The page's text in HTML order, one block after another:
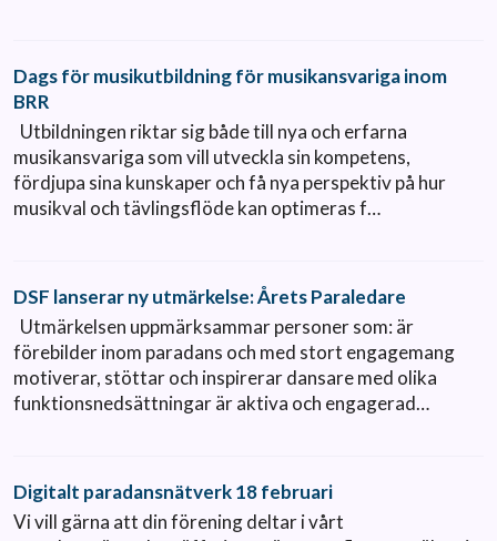
Dags för musikutbildning för musikansvariga inom
BRR
Utbildningen riktar sig både till nya och erfarna
musikansvariga som vill utveckla sin kompetens,
fördjupa sina kunskaper och få nya perspektiv på hur
musikval och tävlingsflöde kan optimeras f…
DSF lanserar ny utmärkelse: Årets Paraledare
Utmärkelsen uppmärksammar personer som: är
förebilder inom paradans och med stort engagemang
motiverar, stöttar och inspirerar dansare med olika
funktionsnedsättningar är aktiva och engagerad…
Digitalt paradansnätverk 18 februari
Vi vill gärna att din förening deltar i vårt